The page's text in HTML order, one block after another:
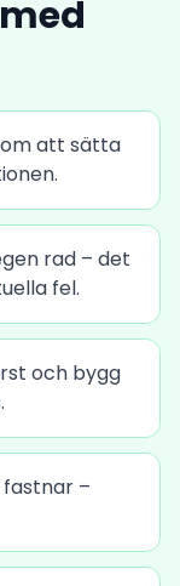
att sätta
rad – det
fel.
och bygg
fastnar –